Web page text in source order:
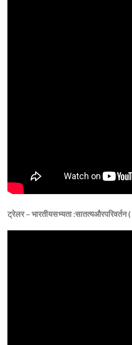
ट्रेलर – भारतीयसभ्यता :सातत्यऔरपरिवर्तन